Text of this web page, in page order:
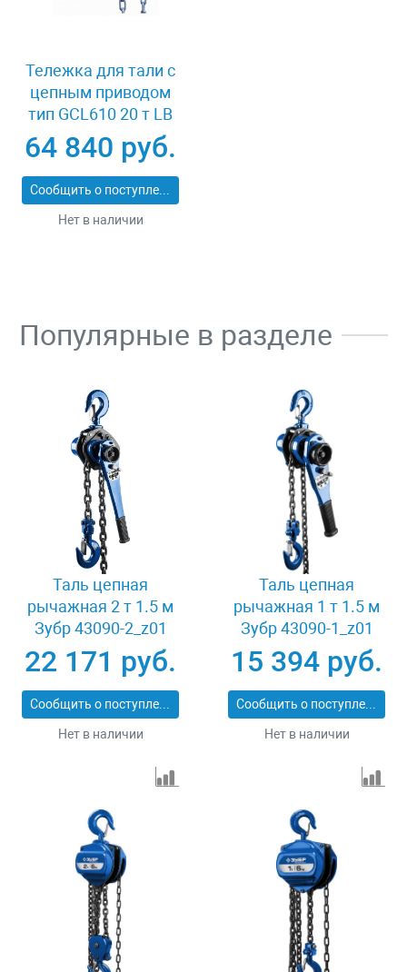
Тележка для тали с
цепным приводом
тип GCL610 20 т LB
XK41980
64 840 руб.
Сообщить о поступлении
Нет в наличии
Популярные в разделе
Таль цепная
рычажная 2 т 1.5 м
Зубр 43090-2_z01
22 171 руб.
Сообщить о поступлении
Нет в наличии
Таль цепная
рычажная 1 т 1.5 м
Зубр 43090-1_z01
15 394 руб.
Сообщить о поступлении
Нет в наличии